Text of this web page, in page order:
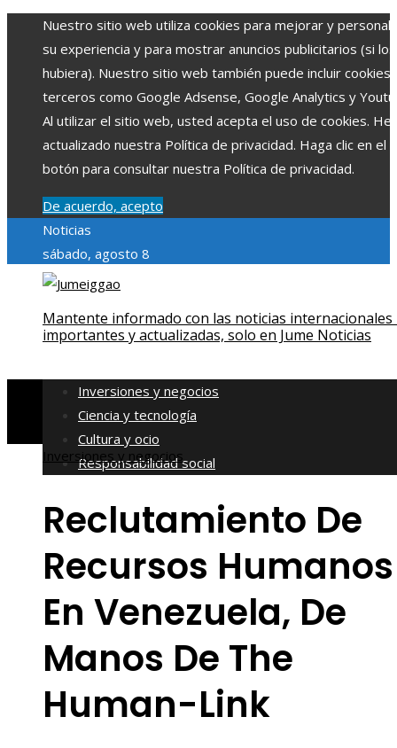
Nuestro sitio web utiliza cookies para mejorar y
su experiencia y para mostrar anuncios publicitarios (si los
hubiera). Nuestro sitio web también puede incluir cookies
terceros como Google Adsense, Google Analytics y
Al utilizar el sitio web, usted acepta el uso de cookies.
actualizado nuestra Política de privacidad. Haga clic en el
botón para consultar nuestra Política de privacidad.
De acuerdo, acepto
Noticias
sábado, agosto 8
Mantente informado con las noticias internacionales
importantes y actualizadas, solo en Jume Noticias
Inversiones y negocios
Ciencia y tecnología
Cultura y ocio
Responsabilidad social
Inversiones y negocios
Reclutamiento De
Recursos Humanos
En Venezuela, De
Manos De The
Human-Link